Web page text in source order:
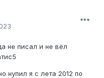
не писал и не вёл
нупил я с лета 2012 по